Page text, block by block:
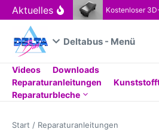
Zum Inhalt springen
Aktuelles Kostenloser
Deltabus - Menü
Videos
Downloads
Reparaturanleitungen
Reparaturbleche
Start / Reparaturanleitungen